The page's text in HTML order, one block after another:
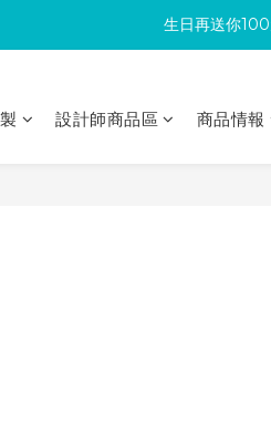
滿300回饋
生日再送你
滿300回饋
設計師商品區 商品情報